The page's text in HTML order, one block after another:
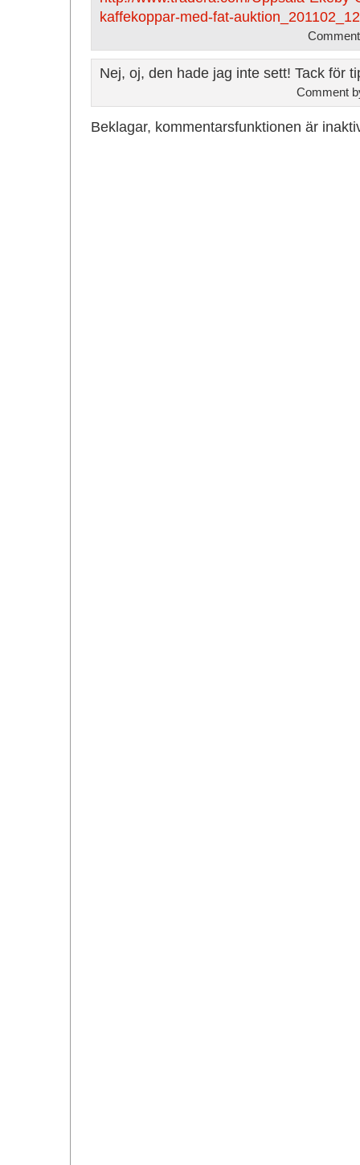
kaffekoppar-med-fat-
Nej, oj, den hade jag inte sett! Tack för
Comment
Beklagar, kommentarsfunktionen är